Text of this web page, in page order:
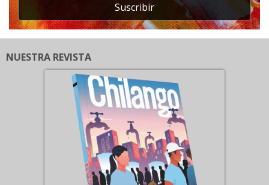
Suscribir
NUESTRA REVISTA